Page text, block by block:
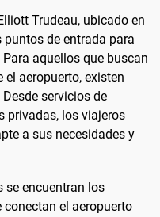
Trudeau, ubicado en
puntos de entrada para
aquellos que buscan
el aeropuerto, existen
servicios de
privadas, los viajeros
a sus necesidades y
se encuentran los
el aeropuerto